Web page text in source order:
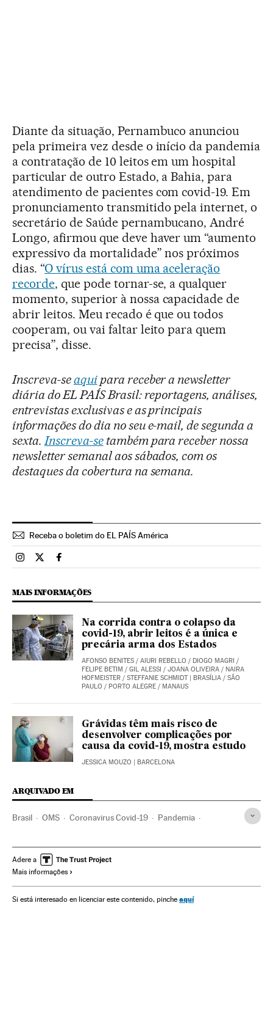
Diante da situação, Pernambuco anunciou
pela primeira vez desde o início da pandemia
a contratação de 10 leitos em um hospital
particular de outro Estado, a Bahia, para
atendimento de pacientes com covid-19. Em
pronunciamento transmitido pela internet, o
secretário de Saúde pernambucano, André
Longo, afirmou que deve haver um “aumento
expressivo da mortalidade” nos próximos
dias. “O vírus está com uma aceleração
recorde, que pode tornar-se, a qualquer
momento, superior à nossa capacidade de
abrir leitos. Meu recado é que ou todos
cooperam, ou vai faltar leito para quem
precisa”, disse.
Inscreva-seaquipara receber a newsletter
diária do EL PAÍS Brasil: reportagens, análises,
entrevistas exclusivas e as principais
informações do dia no seu e-mail, de segunda a
sexta. Inscreva-setambém para receber nossa
newsletter semanal aos sábados, com os
destaques da cobertura na semana.
Receba o boletim do EL PAÍS América
Brasil El País Brasil en Instagram
Brasil El País Brasil en Twitter
Brasil El País Brasil en Facebook
MAIS INFORMAÇÕES
Na corrida contra o colapso da
covid-19, abrir leitos é a única e
precária arma dos Estados
AFONSO BENITES / AIURI REBELLO / DIOGO MAGRI /
FELIPE BETIM / GIL ALESSI / JOANA OLIVEIRA / NAIRA
HOFMEISTER / STEFFANIE SCHMIDT| BRASÍLIA / SÃO
PAULO / PORTO ALEGRE / MANAUS
Grávidas têm mais risco de
desenvolver complicações por
causa da covid-19, mostra estudo
JESSICA MOUZO | BARCELONA
ARQUIVADO EM
Brasil OMS Coronavirus Covid-19 Pandemia
Ministério Saúde Bebês
Adere a
Mais informações
Si está interesado en licenciar este contenido, pinche aquí